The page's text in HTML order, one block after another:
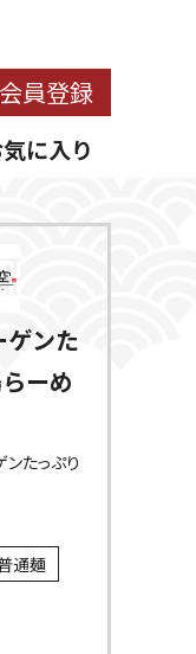
会員登録
に入り
ゲンた
ーめ
ンたっぷり
通麺